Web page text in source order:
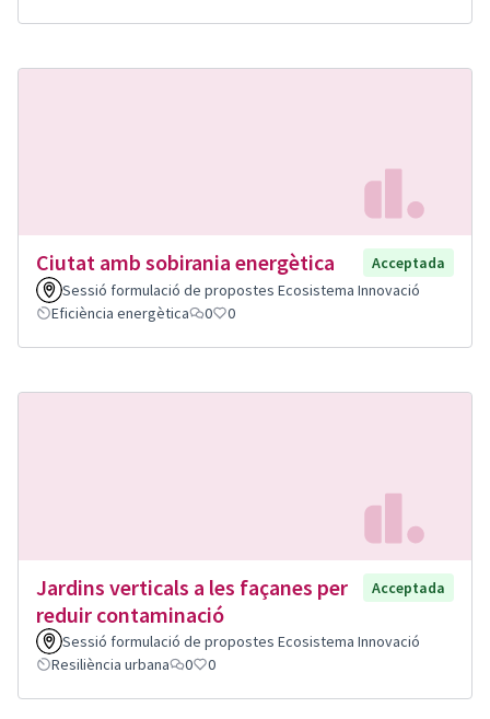
Ciutat amb sobirania energètica
Acceptada
Sessió formulació de propostes Ecosistema Innovació
Eficiència energètica
0 0
Jardins verticals a les façanes per
reduir contaminació
Acceptada
Sessió formulació de propostes Ecosistema Innovació
Resiliència urbana
0 0